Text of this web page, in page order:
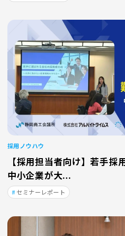
採用ノウハウ
【採用担当者向け】若手採
中小企業が大...
セミナーレポート